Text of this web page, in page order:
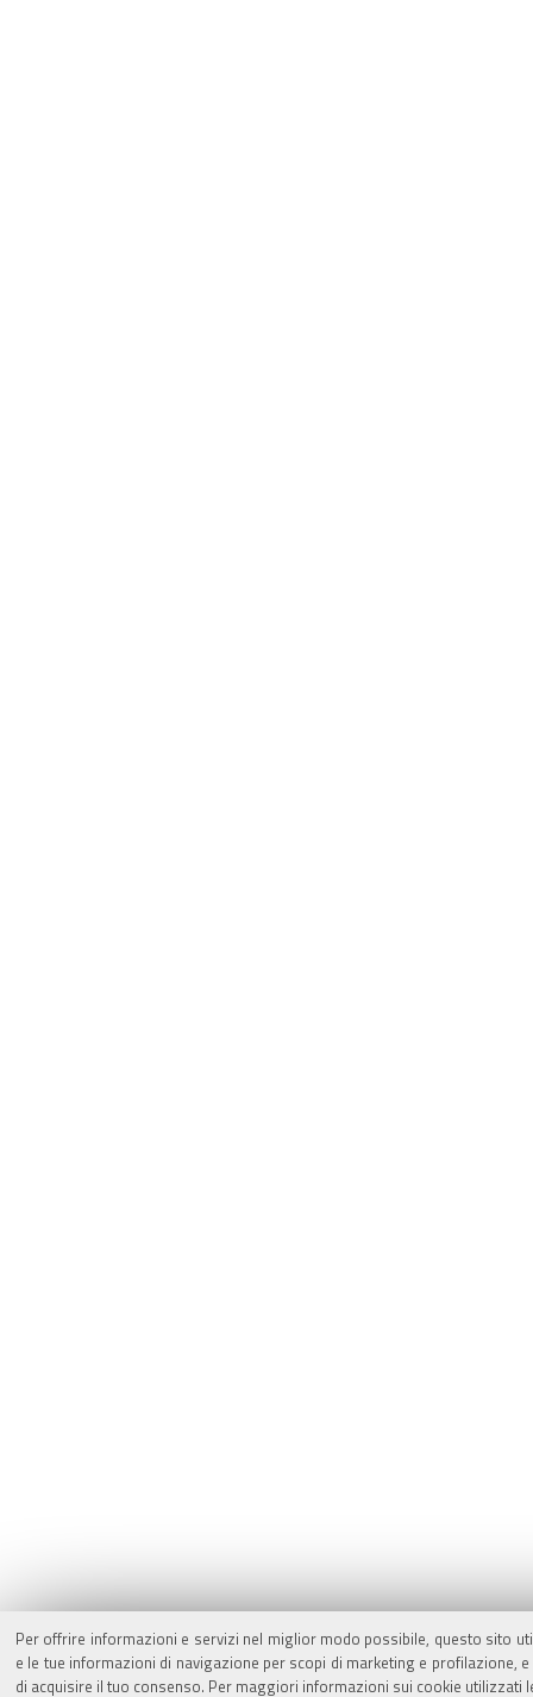
Per offrire informazioni e servizi nel miglior modo possibile, questo sito
e le tue informazioni di navigazione per scopi di marketing e
di acquisire il tuo consenso. Per maggiori informazioni sui cookie utilizzati